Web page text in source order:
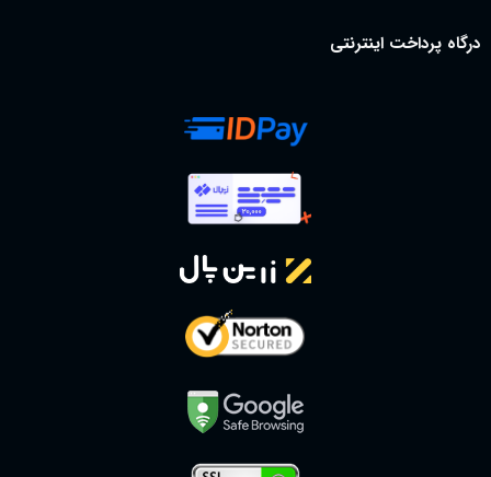
درگاه پرداخت اینترنتی